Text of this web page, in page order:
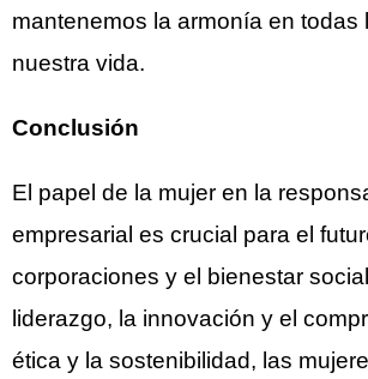
mantenemos la armonía en todas
nuestra vida.
Conclusión
El papel de la mujer en la
empresarial es crucial para el
corporaciones y el bienestar
liderazgo, la innovación y el
ética y la sostenibilidad, las